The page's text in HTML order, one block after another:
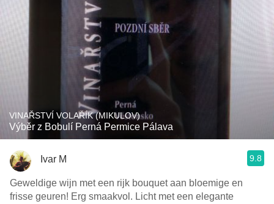
VINAŘSTVÍ VOLAŘÍK (MIKULOV)
Výběr z Bobulí Perná Permice Pálava
Ivar M 9.8
Geweldige wijn met een rijk bouquet aan bloemige en
frisse geuren! Erg smaakvol. Licht met een elegante